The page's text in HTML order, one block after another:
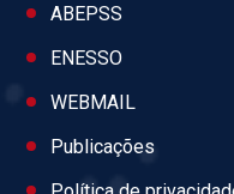
ABEPSS
ENESSO
WEBMAIL
Publicações